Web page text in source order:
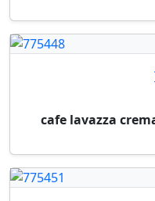
cafe lavazza